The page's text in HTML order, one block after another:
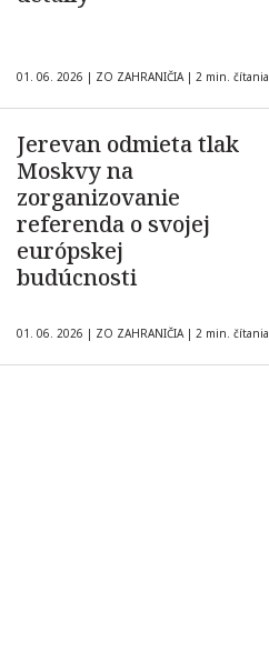
01. 06. 2026 | ZO ZAHRANIČIA | 2 min. čítania
Jerevan odmieta tlak
Moskvy na
zorganizovanie
referenda o svojej
európskej
budúcnosti
01. 06. 2026 | ZO ZAHRANIČIA | 2 min. čítania